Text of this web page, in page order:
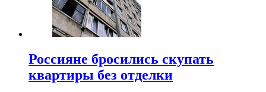
Россияне бросились скупать
квартиры без отделки